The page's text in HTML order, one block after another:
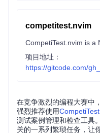
competitest.nvim
项目地址：
https://gitcode.com/
在竞争激烈的编程大赛中
强烈推荐使用
测试案例管理和检查工具
关的一系列繁琐任务，让